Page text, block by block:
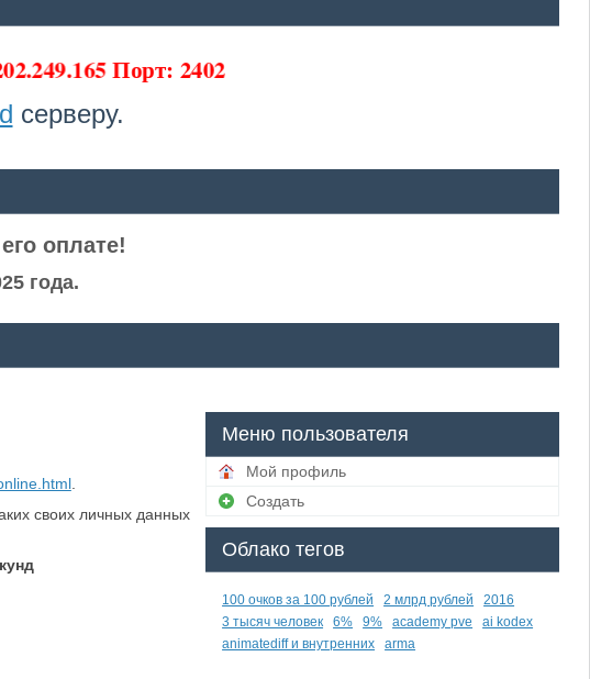
Порт: 2402
серверу.
оплате!
года.
.
своих личных данных
Меню пользователя
Мой профиль
Создать
Облако тегов
100 очков за 100 рублей 2 млрд рублей
2016
3 тысяч человек
6% 9% academy pve
ai kodex
animatediff и внутренних
arma